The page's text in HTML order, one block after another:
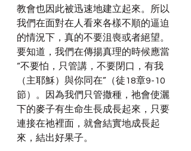
教會也因此被迅速地建立起來。所以
我們在面對在人看來各樣不順的逼迫
的情況下，真的不要沮喪或者絕望。
要知道，我們在傳揚真理的時候應當
“不要怕，只管講，不要閉口，有我
（主耶穌）與你同在”（徒18章9-10
節）。因為我們只管撒種，祂會使灑
下的麥子有生命生長成長起來，只要
連接在祂裡面，就會結實地成長起
來，結出好果子。